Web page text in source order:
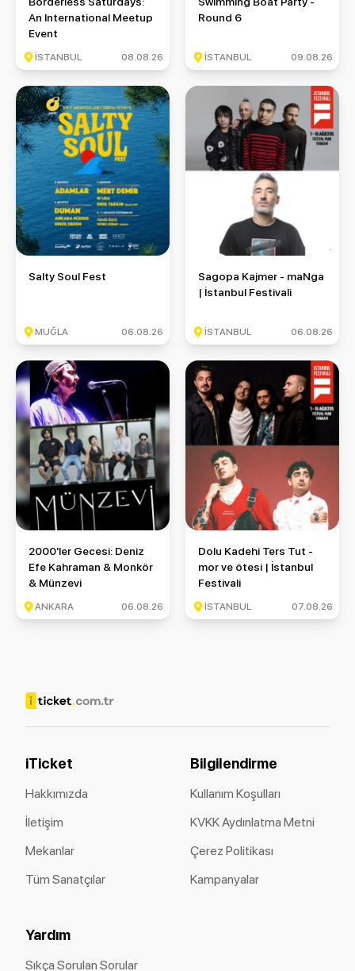
An International Meetup
Event
İSTANBUL 08.08.26
Round 6
İSTANBUL 09.08.26
Salty Soul Fest
Salty Soul Fest
MUĞLA 06.08.26
Sagopa Kajmer - maNga |
Sagopa Kajmer - maNga
| İstanbul Festivali
İSTANBUL 06.08.26
2000'ler Gecesi: Deniz Efe Kahraman & Monkör & Münzevi
2000'ler Gecesi: Deniz
Efe Kahraman & Monkör
& Münzevi
ANKARA 06.08.26
Dolu Kadehi Ters Tut - mor
Dolu Kadehi Ters Tut -
mor ve ötesi | İstanbul
Festivali
İSTANBUL 07.08.26
iTicket
Hakkımızda
İletişim
Mekanlar
Tüm Sanatçılar
Bilgilendirme
Kullanım Koşulları
KVKK Aydınlatma Metni
Çerez Politikası
Kampanyalar
Yardım
Sıkça Sorulan Sorular